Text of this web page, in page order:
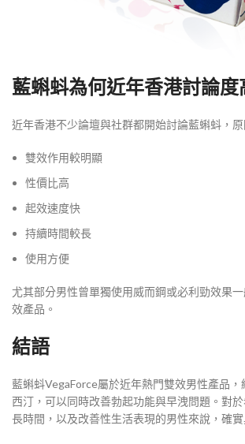
藍蝌蚪為何近年香港討論度
近年香港不少論壇與社群都開始討論藍蝌蚪，原
雙效作用較明顯
性價比高
起效速度快
持續時間較長
使用方便
尤其部分男性曾單獨使用威而鋼或必利勁效果
效產品。
結語
藍蝌蚪VegaForce屬於近年熱門雙效男性產品
西汀，可以同時改善勃起功能與早洩問題。對
長時間，以及改善性生活表現的男性來說，確實